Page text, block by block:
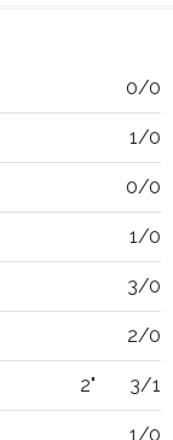
0/0
1/0
0/0
1/0
3/0
2/0
2" 3/1
1/0